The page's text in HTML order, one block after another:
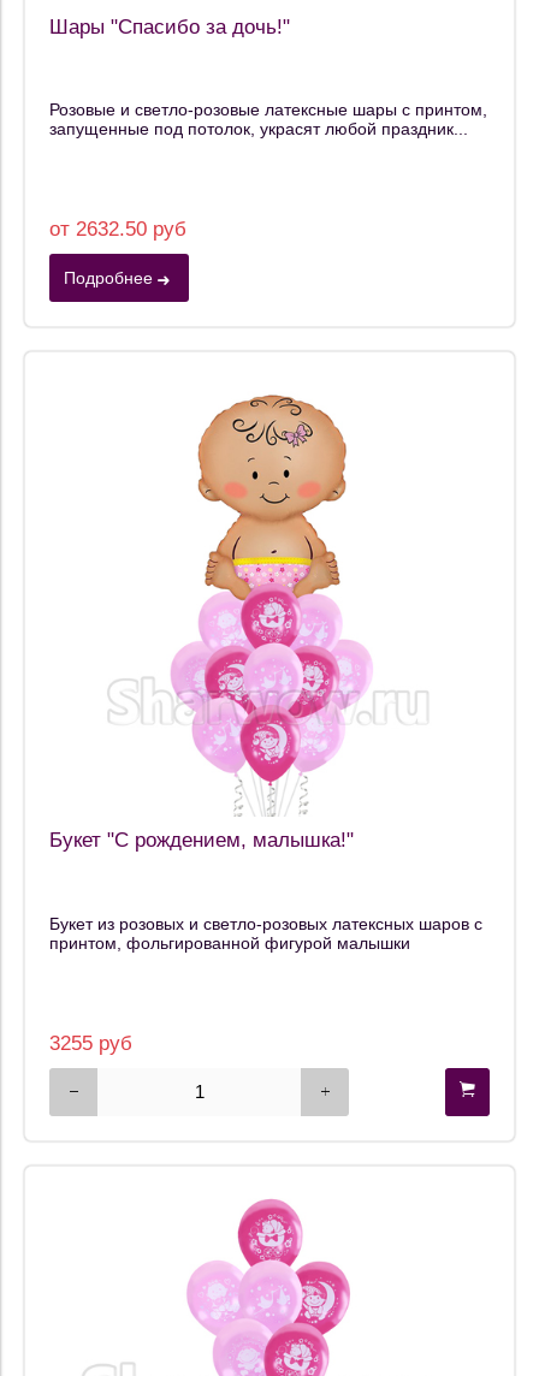
Шары "Спасибо за дочь!"
Розовые и светло-розовые латексные шары с принтом,
запущенные под потолок, украсят любой праздник...
от 2632.50 руб
Подробнее
Букет "С рождением, малышка!"
Букет из розовых и светло-розовых латексных шаров с
принтом, фольгированной фигурой малышки
3255 руб